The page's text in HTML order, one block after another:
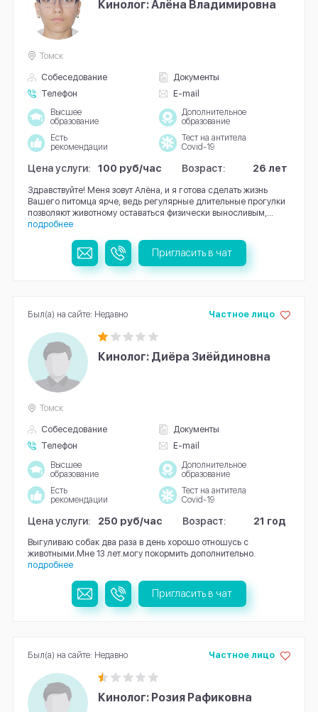
Кинолог: Алёна Владимировна
Собеседование
Документы
Телефон
E-mail
Томск
Высшее
образование
Дополнительное
образование
Есть
рекомендации
Тест на антитела
Covid-19
Цена услуги: 100 руб/час Возраст: 26 лет
Здравствуйте! Меня зовут Алёна, и я готова сделать жизнь
Вашего питомца ярче, ведь регулярные длительные прогулки
позволяют животному оставаться физически выносливым,...
подробнее
Пригласить в чат
Кинолог: Диёра Зиёйдиновна
Собеседование
Документы
Телефон
E-mail
Частное лицо
Томск
Высшее
образование
Дополнительное
образование
Есть
рекомендации
Тест на антитела
Covid-19
Цена услуги: 250 руб/час Возраст: 21 год
Выгуливаю собак два раза в день хорошо отношусь с
животными.Мне 13 лет.могу покормить дополнительно.
подробнее
Был(а) на сайте: Недавно
Пригласить в чат
Кинолог: Розия Рафиковна
Частное лицо
Был(а) на сайте: Недавно